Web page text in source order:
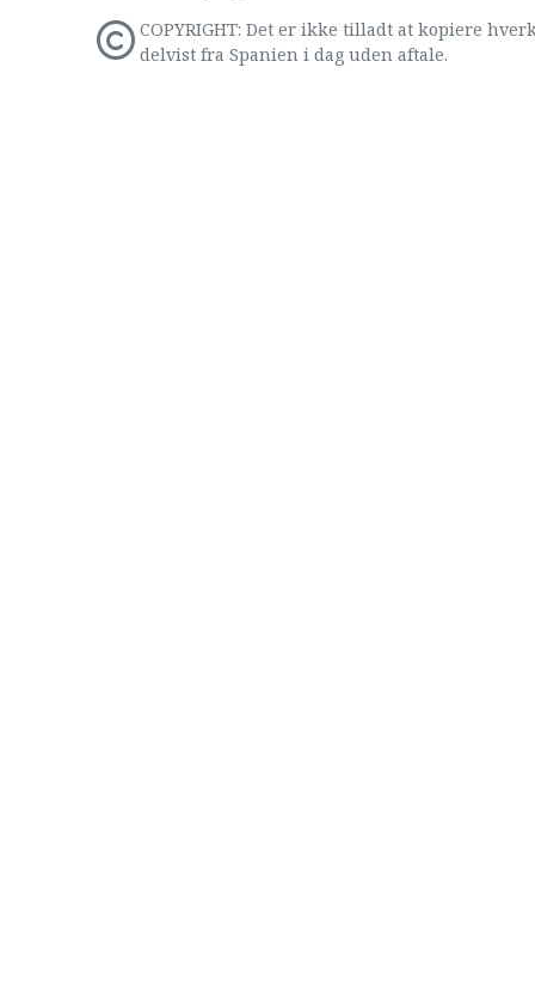
COPYRIGHT: Det er ikke tilladt at kopiere
delvist fra Spanien i dag uden aftale.